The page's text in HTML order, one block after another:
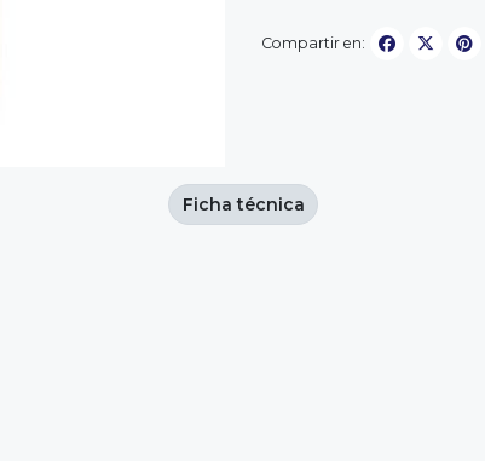
Compartir en:
Ficha técnica